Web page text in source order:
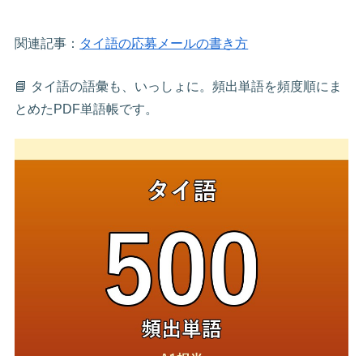
関連記事： タイ語の応募メールの書き方
📘 タイ語の語彙も、いっしょに。頻出単語を頻度順にま
とめたPDF単語帳です。